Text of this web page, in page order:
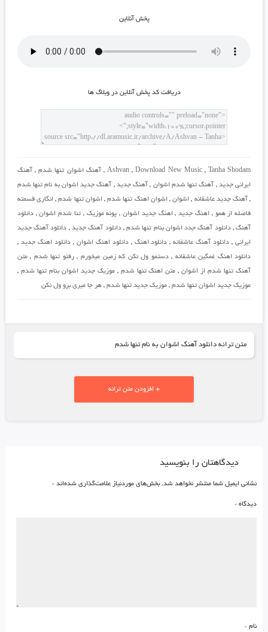
پخش آنلاين
دريافت کد پخش آنلاين در وبلاگ ها
Ashvan ,Download New Music, Tanha Shodam
, آهنگ اشوان تنها شدم, آهنگ
ایرانی جدید , آهنگ تنها شدم اشوان , آهنگ جدید , آهنگ جدید اشوان به نام تنها شدم
, آهنگ جدید عاشقانه , اشوان,اشوان اهنگ تنها شدم,اشوان تنها شدم, انگاری قسمته
فاصله از همو , اهنگ جدید,اهنگ جدید اشوان, پونه موزیک , تنا شدم اشوان,دانلود
آهنگ,دانلود آهنگ جدد اشوان بنام تنها شدم,دانلود آهنگ جدید , دانلود آهنگ جدید
ایرانی, دانلود آهنگ عاشقانه, دانلود اهنگ ,دانلود اهنگ اشوان ,دانلود اهنگ جدید ,
دانلود اهنگ غمگین عاشقانه ,دستمو ول نکن که زمین میخورم,رفتو تنها شدم ,متن
آهنگ تنها شدم از اشوان, متن اهنگ تنها شدم ,موزیک جدید اشوان بنام تنها شدم ,
موزیک جدید اشوان تنها شدم, موزیک جدید تنها شدم, هر جا میری برو ول نکن
متن ترانه دانلود آهنگ اشوان به نام تنها شدم
+ افزودن متن ترانه
دیدگاهتان را بنویسید
نشانی ایمیل شما منتشر نخواهد شد. بخش‌های موردنیاز علامت‌گذاری شده‌اند *
دیدگاه *
نام *